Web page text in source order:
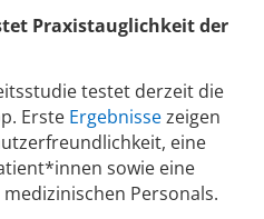
Praxistauglichkeit der
testet derzeit die
Erste Ergebnissezeigen
eine
sowie eine
Personals.